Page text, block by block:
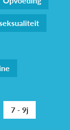
7 - 9j